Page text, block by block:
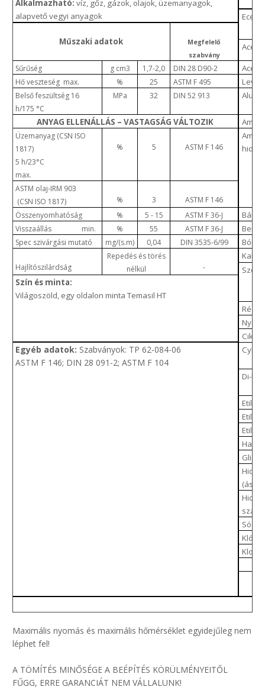
Alkalmazható: víz, gőz, gázok, olajok, üzemanyagok,
alapvető vegyi anyagok
Műszaki adatok
Megfelelő
szabvány
Sűrűség g cm3 1,7-2,0 DIN 28 D90-2
Hő veszteség max. % 25 ASTM F 495
Belső feszültség 16
h/175 °C
MPa 32 DIN 52 913
ANYAG ELLENÁLLÁS – VASTAGSÁG VÁLTOZIK
Üzemanyag (CSN ISO
1817)
5 h/23°C
max.
% 5 ASTM F 146
ASTM olaj-IRM 903
(CSN ISO 1817)
% 3
ASTM F 146
Összenyomhatóság
% 5 - 15 ASTM F 36-J
Visszaállás min. % 55 ASTM F 36-J
Spec szivárgási mutató mg/(s.m) 0,04 DIN 3535-6/99
Hajlítószilárdság
Repedés és törés
nélkül
-
Szín és minta:
Világoszöld, egy oldalon minta Temasil HT
Réz-
Egyéb adatok: Szabványok: TP 62-084-06
ASTM F 146; DIN 28 091-2; ASTM F 104
Di-
Etil-
Etilén
Klór
Maximális nyomás és maximális hőmérséklet egyidejűleg nem
léphet fel!
A TÖMÍTÉS MINŐSÉGE A BEÉPÍTÉS KÖRÜLMÉNYEITŐL
FŰGG, ERRE GARANCIÁT NEM VÁLLALUNK!